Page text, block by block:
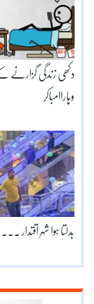
دکھی زندگی گزارنے
وہاراامباکر
بدلتا ہوا شہر اقتدار